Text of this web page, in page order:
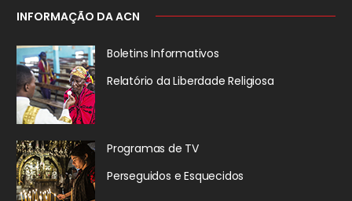
INFORMAÇÃO DA ACN
Boletins Informativos
Relatório da Liberdade Religiosa
Programas de TV
Perseguidos e Esquecidos